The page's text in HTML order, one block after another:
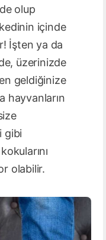
olup
kedinin içinde
İşten ya da
üzerinizde
geldiğinize
hayvanların
gibi
olabilir.